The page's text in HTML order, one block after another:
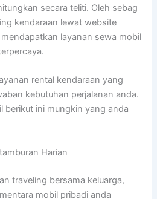
secara teliti. Oleh sebag
kendaraan lewat website
layanan sewa mobil
rental kendaraan yang
kebutuhan perjalanan anda.
berikut ini mungkin yang anda
Harian
traveling bersama keluarga,
mobil pribadi anda